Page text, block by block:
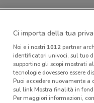
agli ultimi provvedimenti
Ci importa della tua
Noi e i nostri 1012partner
identificatori univoci, sul tuo
supportino gli scopi mostrati
tecnologie dovessero essere
Puoi accedere nuovamente a
sul link Mostra finalità in
Per maggiori informazioni,